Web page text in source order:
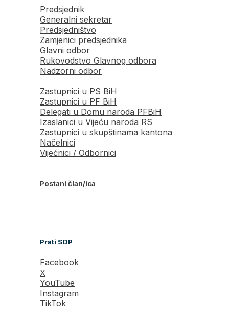
Predsjednik
Generalni sekretar
Predsjedništvo
Zamjenici predsjednika
Glavni odbor
Rukovodstvo Glavnog odbora
Nadzorni odbor
Zastupnici u PS BiH
Zastupnici u PF BiH
Delegati u Domu naroda PFBiH
Izaslanici u Vijeću naroda RS
Zastupnici u skupštinama kantona
Načelnici
Vijećnici / Odbornici
Postani član/ica
Prati SDP
Facebook
X
YouTube
Instagram
TikTok